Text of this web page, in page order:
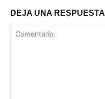
DEJA UNA RESPUESTA